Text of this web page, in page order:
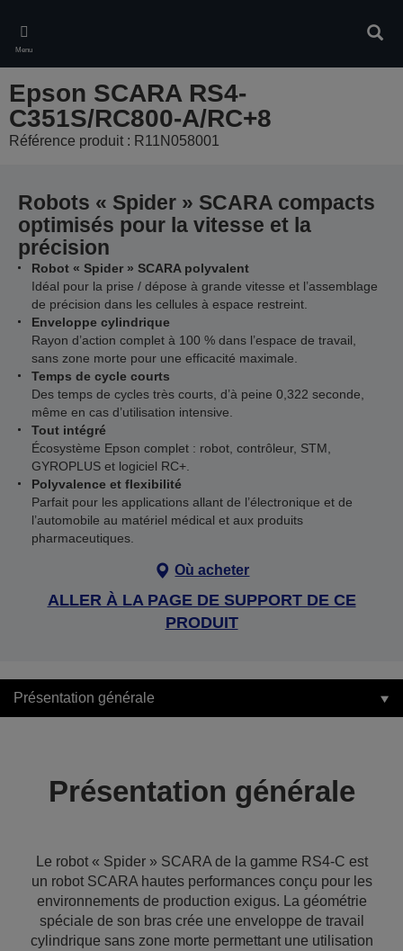
main
content
Menu
Epson SCARA RS4-
C351S/RC800-A/RC+8
Référence produit : R11N058001
Robots « Spider » SCARA compacts
optimisés pour la vitesse et la
précision
Robot « Spider » SCARA polyvalent
Idéal pour la prise / dépose à grande vitesse et l’assemblage
de précision dans les cellules à espace restreint.
Enveloppe cylindrique
Rayon d’action complet à 100 % dans l’espace de travail,
sans zone morte pour une efficacité maximale.
Temps de cycle courts
Des temps de cycles très courts, d’à peine 0,322 seconde,
même en cas d’utilisation intensive.
Tout intégré
Écosystème Epson complet : robot, contrôleur, STM,
GYROPLUS et logiciel RC+.
Polyvalence et flexibilité
Parfait pour les applications allant de l’électronique et de
l’automobile au matériel médical et aux produits
pharmaceutiques.
Où acheter
ALLER À LA PAGE DE SUPPORT DE CE
PRODUIT
Présentation générale
Présentation générale
Le robot « Spider » SCARA de la gamme RS4‐C est
un robot SCARA hautes performances conçu pour les
environnements de production exigus. La géométrie
spéciale de son bras crée une enveloppe de travail
cylindrique sans zone morte permettant une utilisation